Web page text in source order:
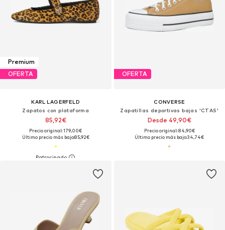
Premium
OFERTA
KARL LAGERFELD
Zapatos con plataforma
85,92€
Precio original: 179,00€
Último precio más bajo:85,92€
OFERTA
CONVERSE
Zapatillas deportivas bajas 'CTAS'
Desde 49,90€
Precio original: 84,90€
Último precio más bajo:34,74€